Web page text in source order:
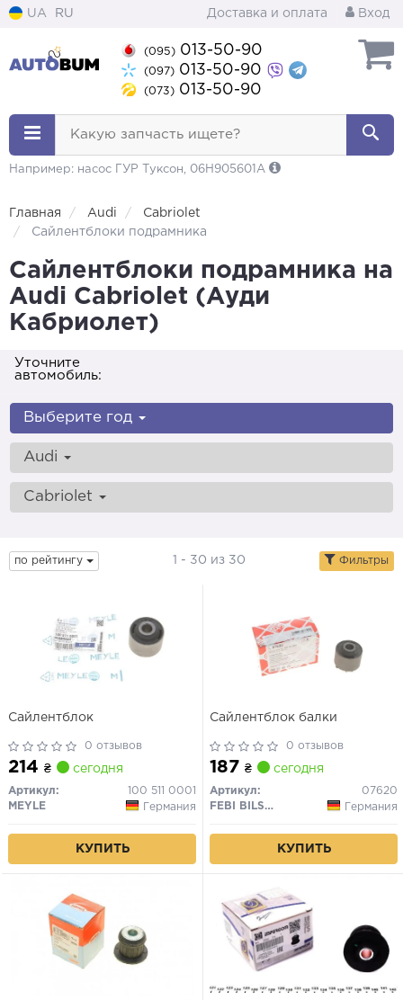
UA RU Доставка и оплата Вход
(095) 013-50-90
(097) 013-50-90
(073) 013-50-90
Какую запчасть ищете?
Например: насос ГУР Туксон, 06H905601A
Главная Audi
Cabriolet
Сайлентблоки подрамника
Сайлентблоки подрамника на
Audi Cabriolet (Ауди
Кабриолет)
Уточните
автомобиль:
Выберите год
Audi
Cabriolet
по рейтингу 1 - 30 из 30 Фильтры
Сайлентблок
0 отзывов
214 ₴ сегодня
Артикул:
100 511 0001
MEYLE
Германия
КУПИТЬ
Сайлентблок балки
0 отзывов
187 ₴ сегодня
Артикул:
07620
FEBI BILSTEIN
Германия
КУПИТЬ